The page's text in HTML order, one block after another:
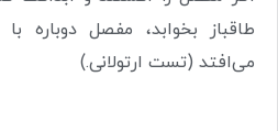
طاقباز بخوابد، مفصل
می‌افتد (تست ارتولانی.)